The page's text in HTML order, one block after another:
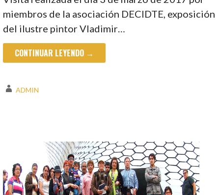
ADMIN
miembros de la asociación DECIDTE, exposición
del ilustre pintor Vladimir…
CONTINUAR LEYENDO →